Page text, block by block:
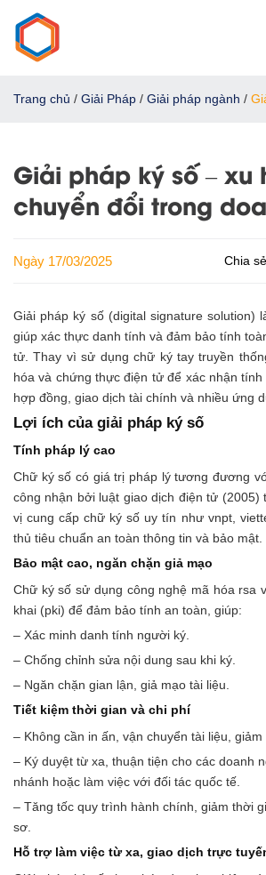
đến
nội
Trang chủ / Giải Pháp / Giải pháp ngành /
Giải pháp ký số – xu
chuyển đổi trong
Ngày 17/03/2025 Chia
Giải pháp ký số (digital signature solution)
giúp xác thực danh tính và đảm bảo tính
tử. Thay vì sử dụng chữ ký tay truyền
hóa và chứng thực điện tử để xác nhận tính
hợp đồng, giao dịch tài chính và nhiều ứng
Lợi ích của giải pháp ký số
Tính pháp lý cao
Chữ ký số có giá trị pháp lý tương đương
công nhận bởi luật giao dịch điện tử (2005)
vị cung cấp chữ ký số uy tín như vnpt,
thủ tiêu chuẩn an toàn thông tin và bảo mật.
Bảo mật cao, ngăn chặn giả mạo
Chữ ký số sử dụng công nghệ mã hóa rsa
khai (pki) để đảm bảo tính an toàn, giúp:
– Xác minh danh tính người ký.
– Chống chỉnh sửa nội dung sau khi ký.
– Ngăn chặn gian lận, giả mạo tài liệu.
Tiết kiệm thời gian và chi phí
– Không cần in ấn, vận chuyển tài liệu,
– Ký duyệt từ xa, thuận tiện cho các doanh
nhánh hoặc làm việc với đối tác quốc tế.
– Tăng tốc quy trình hành chính, giảm thời
sơ.
Hỗ trợ làm việc từ xa, giao dịch trực